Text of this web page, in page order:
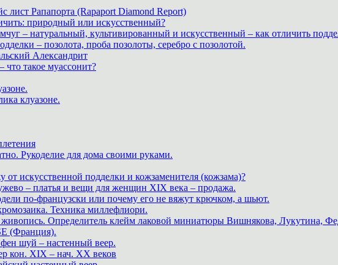
Рапапорта (Rapaport Diamond Report)
природный или искусственный?
– натуральный, культивированный и искусственный – как отличить
– позолота, проба позолоты, серебро с позолотой.
Александрит
такое муассонит?
клуазоне.
Рукоделие для дома своими руками.
от искусственной подделки и кожзаменителя (кожзама)?
– платья и вещи для женщин XIX века – продажа.
по-французски или почему его не вяжут крючком, а шьют.
Техника миллефлиори.
живопись. Определитель клейм лаковой миниатюры Вишнякова, Лукутина,
(Франция).
шуй – настенный веер.
кон. XIX – нач. XX веков